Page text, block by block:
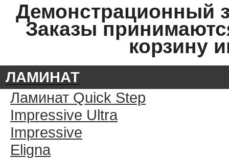
Демонстрационный
Заказы
корзину
ЛАМИНАТ
Ламинат Quick Step
Impressive Ultra
Impressive
Eligna